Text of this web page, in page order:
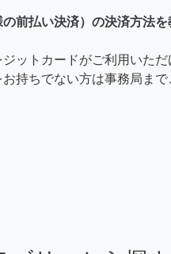
前払い決済）の決済方法
ットカードがご利用いただ
持ちでない方は事務局ま